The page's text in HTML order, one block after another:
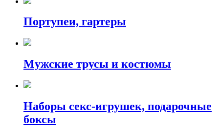
Портупеи, гартеры
Мужские трусы и костюмы
Наборы секс-игрушек, подарочные
боксы